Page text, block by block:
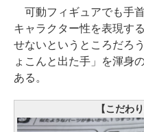
可動フィギュアでも手
キャラクター性を表現す
せないというところだろ
ょこんと出た手」を渾身
ある。
【こだわ